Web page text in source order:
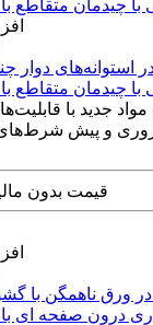
دوار
جدید با
قیمت بدون مالیات: